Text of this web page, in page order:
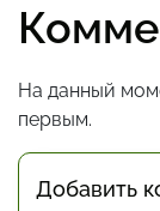
На данный
первым.
Добавить